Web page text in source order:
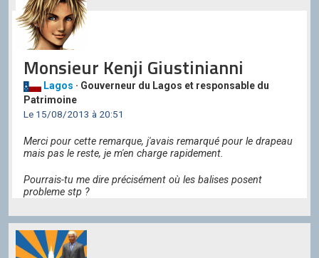
Monsieur Kenji Giustinianni
Lagos · Gouverneur du Lagos et responsable du
Patrimoine
Le 15/08/2013 à 20:51
Merci pour cette remarque, j'avais remarqué pour le drapeau
mais pas le reste, je m'en charge rapidement.
Pourrais-tu me dire précisément où les balises posent
probleme stp ?